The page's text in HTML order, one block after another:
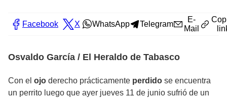
Facebook X WhatsApp Telegram
E-
Mail
Osvaldo García / El Heraldo de Tabasco
Con el ojo derecho prácticamente perdido se encuentra
un perrito luego que ayer jueves 11 de junio sufrió de un